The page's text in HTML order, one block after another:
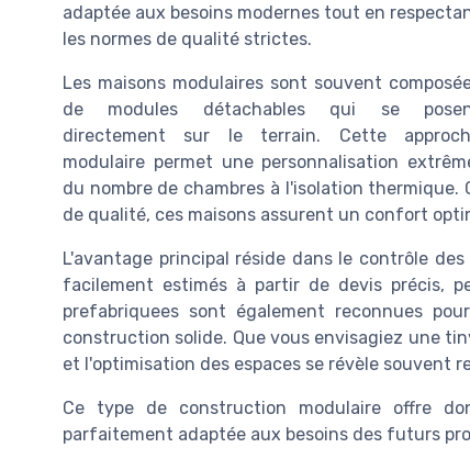
adaptée aux besoins modernes tout en
les normes de qualité strictes.
Les maisons modulaires sont souvent
de modules détachables qui se
directement sur le terrain. Cette
modulaire permet une personnalisation
du nombre de chambres à l'isolation
de qualité, ces maisons assurent un confort
L'avantage principal réside dans le contrôle
facilement estimés à partir de devis précis,
prefabriquees sont également reconnues
construction solide. Que vous envisagiez une
et l'optimisation des espaces se révèle souvent
Ce type de construction modulaire offre
parfaitement adaptée aux besoins des futurs